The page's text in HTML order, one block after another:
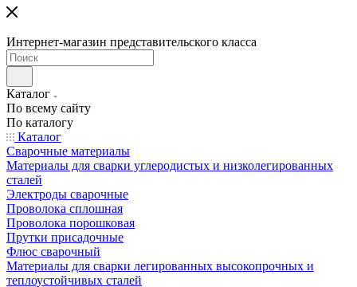
Интернет-магазин представительского класса
Каталог
По всему сайту
По каталогу
Каталог
Сварочные материалы
Материалы для сварки углеродистых и низколегированных
сталей
Электроды сварочные
Проволока сплошная
Проволока порошковая
Прутки присадочные
Флюс сварочный
Материалы для сварки легированных высокопрочных и
теплоустойчивых сталей